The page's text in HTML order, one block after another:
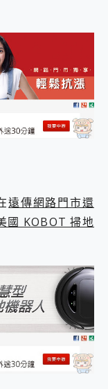
遠傳網路門市還
國 KOBOT 掃地